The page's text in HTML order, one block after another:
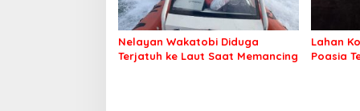
Nelayan Wakatobi Diduga
Terjatuh ke Laut Saat Memancing
Lahan
Poasia